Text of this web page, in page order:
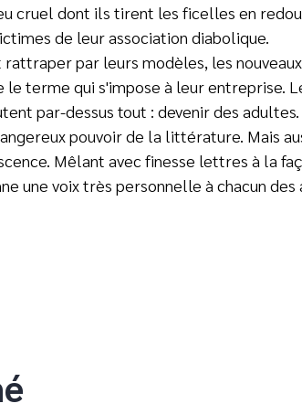
cruel dont ils tirent les ficelles en
de leur association diabolique.
par leurs modèles, les
terme qui s'impose à leur entreprise.
par-dessus tout : devenir des
pouvoir de la littérature. Mais
Mêlant avec finesse lettres à la
une voix très personnelle à chacun